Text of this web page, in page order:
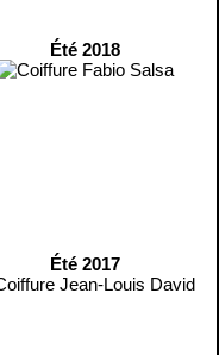
Été 2018
Été 2017